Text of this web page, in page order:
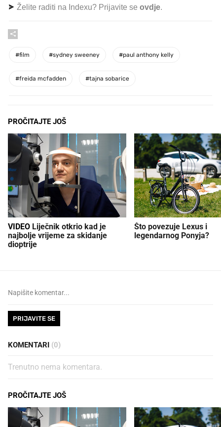
Želite raditi na Indexu? Prijavite se ovdje.
#film #sydney sweeney #paul anthony kelly
#freida mcfadden #tajna sobarice
PROČITAJTE JOŠ
VIDEO
najbolje vrijeme za skidanje
dioptrije
Što povezuje Lexus i
legendarnog Ponyja?
PRIJAVITE SE
KOMENTARI (0)
Trenutno nema komentara.
PROČITAJTE JOŠ